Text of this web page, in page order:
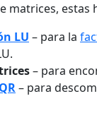
matrices,
LU – para la
– para
– para